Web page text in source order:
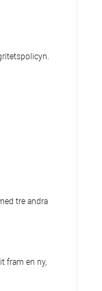
tre andra
fram en ny,